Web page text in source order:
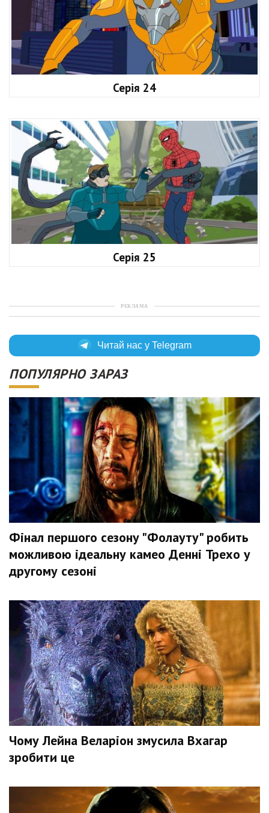
Серія 24
Серія 25
РЕКЛАМА
Читай нас у Telegram
ПОПУЛЯРНО ЗАРАЗ
Фінал першого сезону "Фолауту" робить
можливою ідеальну камео Денні Трехо у
другому сезоні
Чому Лейна Веларіон змусила Вхагар
зробити це